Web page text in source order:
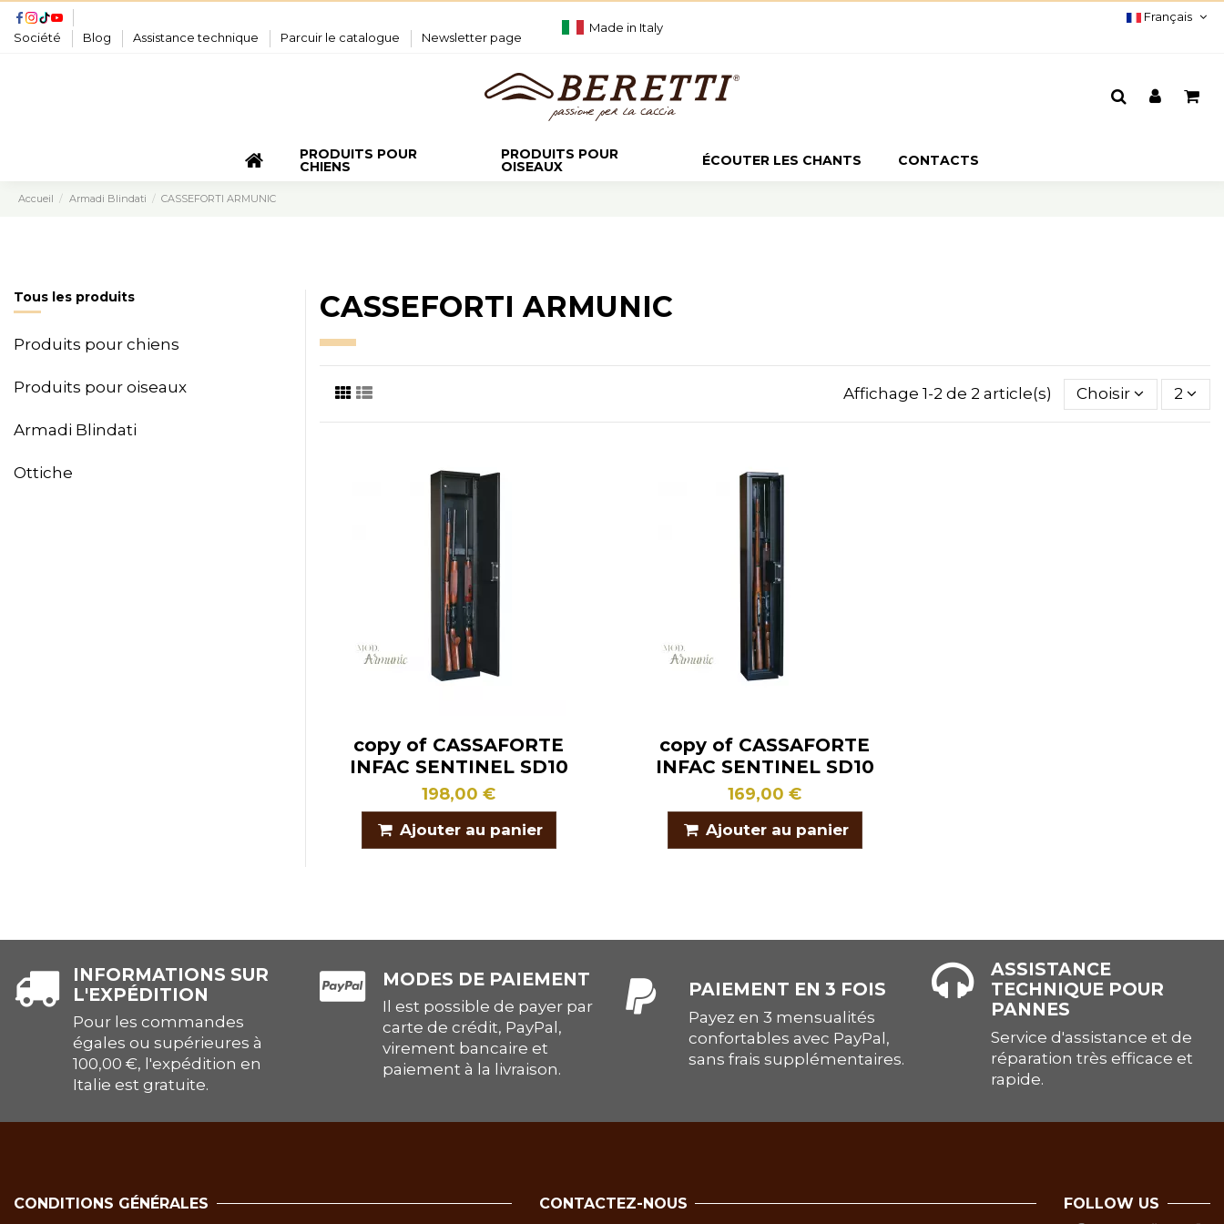
Société Blog Assistance technique Parcuir le catalogue Newsletter page
Made in Italy
Français
PRODUITS POUR
CHIENS
PRODUITS POUR
OISEAUX ÉCOUTER LES CHANTS CONTACTS
Accueil Armadi Blindati CASSEFORTI ARMUNIC
CASSEFORTI ARMUNIC
Affichage 1-2 de 2 article(s) Choisir 2
copy of CASSAFORTE
INFAC SENTINEL SD10
198,00 €
Ajouter au panier
copy of CASSAFORTE
INFAC SENTINEL SD10
169,00 €
Ajouter au panier
Tous les produits
Produits pour chiens
Produits pour oiseaux
Armadi Blindati
Ottiche
INFORMATIONS SUR
L'EXPÉDITION
Pour les commandes
égales ou supérieures à
100,00 €, l'expédition en
Italie est gratuite.
MODES DE PAIEMENT
Il est possible de payer par
carte de crédit, PayPal,
virement bancaire et
paiement à la livraison.
PAIEMENT EN 3 FOIS
Payez en 3 mensualités
confortables avec PayPal,
sans frais supplémentaires.
ASSISTANCE
TECHNIQUE POUR
PANNES
Service d'assistance et de
réparation très efficace et
rapide.
CONDITIONS GÉNÉRALES CONTACTEZ-NOUS FOLLOW US